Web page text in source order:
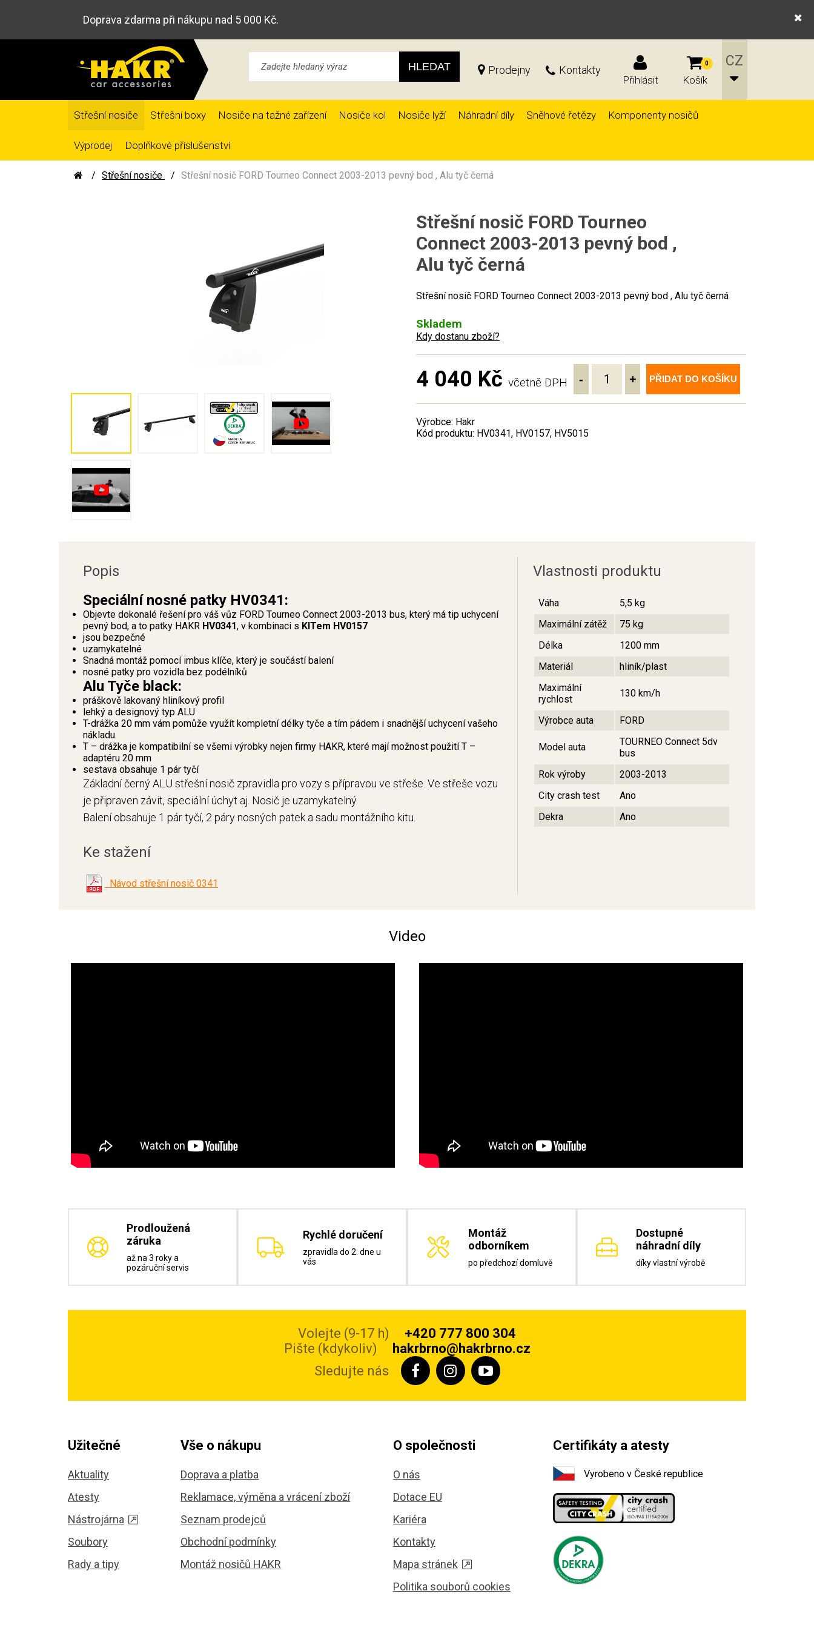
Doprava zdarma při nákupu nad 5 000 Kč.
HLEDAT Prodejny Kontakty
Přihlásit
0
Košík
Střešní nosiče Střešní boxy Nosiče na tažné zařízení Nosiče kol Nosiče lyží Náhradní díly Sněhové řetězy Komponenty nosičů
Výprodej Doplňkové příslušenství
Střešní nosiče Střešní nosič FORD Tourneo Connect 2003-2013 pevný bod , Alu tyč černá
Střešní nosič FORD Tourneo
Connect 2003-2013 pevný bod ,
Alu tyč černá
Střešní nosič FORD Tourneo Connect 2003-2013 pevný bod , Alu tyč černá
Skladem
Kdy dostanu zboží?
4 040 Kč včetně DPH - + PŘIDAT DO KOŠÍKU
Výrobce: Hakr
Kód produktu: HV0341, HV0157, HV5015
Popis
Speciální nosné patky HV0341:
Objevte dokonalé řešení pro váš vůz FORD Tourneo Connect 2003-2013 bus, který má tip uchycení
pevný bod, a to patky HAKR HV0341, v kombinaci s KITem HV0157
jsou bezpečné
uzamykatelné
Snadná montáž pomocí imbus klíče, který je součástí balení
nosné patky pro vozidla bez podélníků
Alu Tyče black:
práškově lakovaný hliníkový profil
lehký a designový typ ALU
T-drážka 20 mm vám pomůže využít kompletní délky tyče a tím pádem i snadnější uchycení vašeho
nákladu
T – drážka je kompatibilní se všemi výrobky nejen firmy HAKR, které mají možnost použití T –
adaptéru 20 mm
sestava obsahuje 1 pár tyčí
Základní černý ALU střešní nosič zpravidla pro vozy s přípravou ve střeše. Ve střeše vozu
je připraven závit, speciální úchyt aj. Nosič je uzamykatelný.
Balení obsahuje 1 pár tyčí, 2 páry nosných patek a sadu montážního kitu.
Ke stažení
Návod střešní nosič 0341
Vlastnosti produktu
Váha
5,5 kg
Maximální zátěž
75 kg
Délka
1200 mm
Materiál
hliník/plast
Maximální
rychlost
130 km/h
Výrobce auta FORD
Model auta
TOURNEO Connect 5dv
bus
Rok výroby
2003-2013
City crash test
Ano
Dekra
Ano
Video
Prodloužená
záruka
až na 3 roky a
pozáruční servis
Rychlé doručení
zpravidla do 2. dne u
vás
Montáž
odborníkem
po předchozí domluvě
Dostupné
náhradní díly
díky vlastní výrobě
Volejte (9-17 h)
+420 777 800 304
Pište (kdykoliv)
hakrbrno@hakrbrno.cz
Sledujte nás
Užitečné
Aktuality
Atesty
Nástrojárna
Soubory
Rady a tipy
Vše o nákupu
Doprava a platba
Reklamace, výměna a vrácení zboží
Seznam prodejců
Obchodní podmínky
Montáž nosičů HAKR
O společnosti
O nás
Dotace EU
Kariéra
Kontakty
Mapa stránek
Politika souborů cookies
Certifikáty a atesty
Vyrobeno v České republice